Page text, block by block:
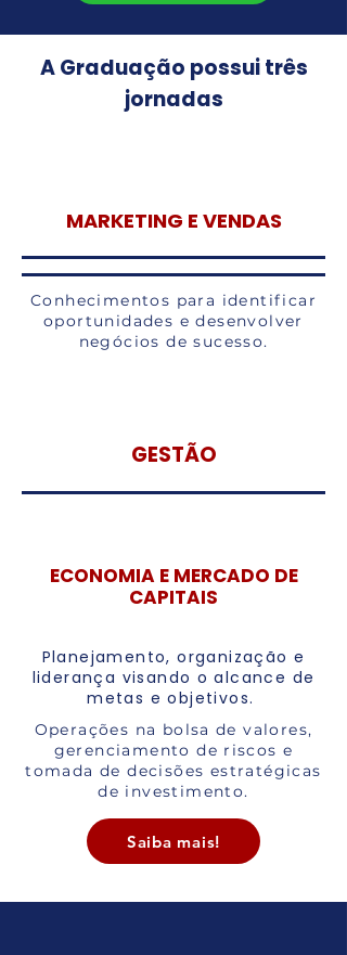
A Graduação possui três
jornadas
MARKETING E VENDAS
Conhecimentos para identificar
oportunidades e desenvolver
negócios de sucesso.
GESTÃO
ECONOMIA E MERCADO DE
CAPITAIS
Planejamento, organização e
liderança visando o alcance de
metas e objetivos.
Operações na bolsa de valores,
gerenciamento de riscos e
tomada de decisões estratégicas
de investimento.
Saiba mais!